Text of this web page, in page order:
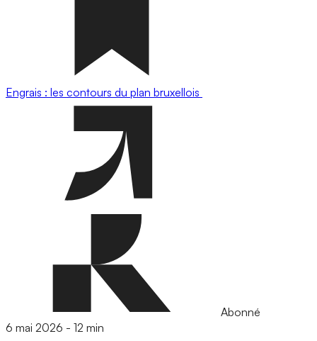
Engrais : les contours du plan bruxellois
Abonné
6 mai 2026 - 12 min